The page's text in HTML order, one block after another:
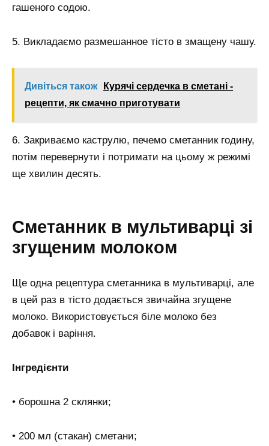
гашеного содою.
5. Викладаємо размешанное тісто в змащену чашу.
Дивіться також
Курячі сердечка в сметані -
рецепти, як смачно приготувати
6. Закриваємо каструлю, печемо сметанник годину,
потім перевернути і потримати на цьому ж режимі
ще хвилин десять.
Сметанник в мультиварці зі
згущеним молоком
Ще одна рецептура сметанника в мультиварці, але
в цей раз в тісто додається звичайна згущене
молоко. Використовується біле молоко без
добавок і варіння.
Інгредієнти
• борошна 2 склянки;
• 200 мл (стакан) сметани;